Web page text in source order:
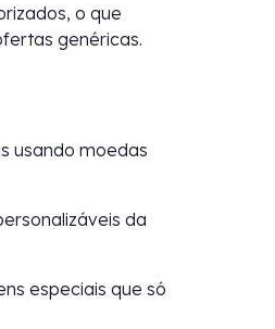
o que
genéricas.
usando moedas
da
especiais que só